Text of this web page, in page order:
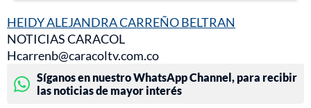
HEIDY ALEJANDRA CARREÑO BELTRAN
NOTICIAS CARACOL
Hcarrenb@caracoltv.com.co
Síganos en nuestro WhatsApp Channel, para recibir
las noticias de mayor interés